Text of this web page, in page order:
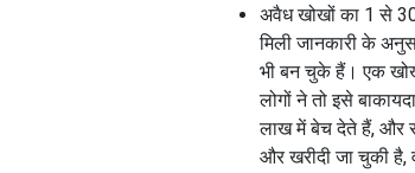
अवैध खोखों का 1 से
मिली जानकारी के
भी बन चुके हैं। एक
लोगों ने तो इसे
लाख में बेच देते हैं, और
और खरीदी जा चुकी है,